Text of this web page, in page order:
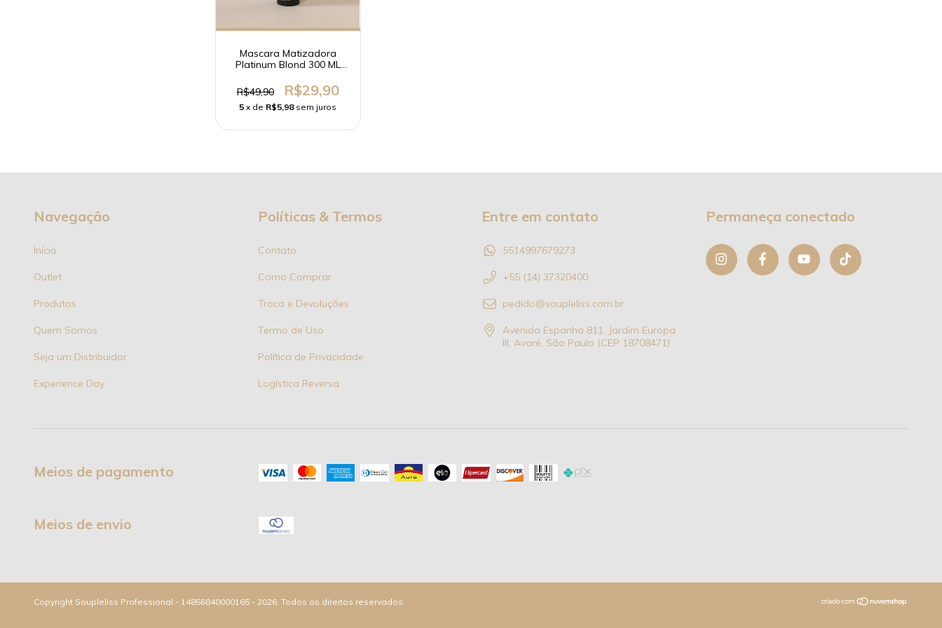
Mascara Matizadora
Platinum Blond 300 ML
R$49,90
R$29,90
5 x de R$5,98 sem juros
Navegação
Início
Outlet
Produtos
Quem Somos
Seja um Distribuidor
Experience Day
Políticas & Termos
Contato
Como Comprar
Troca e Devoluções
Termo de Uso
Política de Privacidade
Logística Reversa
Entre em contato
5514997679273
+55 (14) 37320400
pedido@soupleliss.com.br
Avenida Espanha 811, Jardim Europa
III, Avaré, São Paulo (CEP 18708471)
Permaneça conectado
Meios de pagamento
Meios de envio
Copyright Soupleliss Professional - 14856840000165 - 2026. Todos os direitos reservados.